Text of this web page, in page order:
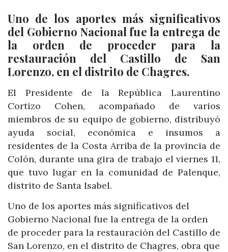
Uno de los aportes más significativos
del Gobierno Nacional fue la entrega de
la orden de proceder para la
restauración del Castillo de San
Lorenzo, en el distrito de Chagres.
El Presidente de la República Laurentino
Cortizo Cohen, acompañado de varios
miembros de su equipo de gobierno, distribuyó
ayuda social, económica e insumos a
residentes de la Costa Arriba de la provincia de
Colón, durante una gira de trabajo el viernes 11,
que tuvo lugar en la comunidad de Palenque,
distrito de Santa Isabel.
Uno de los aportes más significativos del
Gobierno Nacional fue la entrega de la orden
de proceder para la restauración del Castillo de
San Lorenzo, en el distrito de Chagres, obra que